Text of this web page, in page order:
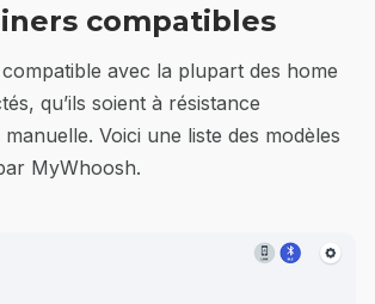
compatibles
avec la plupart des home
qu’ils soient à résistance
Voici une liste des modèles
MyWhoosh.